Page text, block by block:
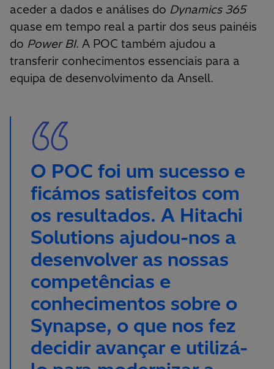
aceder a dados e análises do Dynamics 365
quase em tempo real a partir dos seus painéis
do Power BI. A POC também ajudou a
transferir conhecimentos essenciais para a
equipa de desenvolvimento da Ansell.
O POC foi um sucesso e
ficámos satisfeitos com
os resultados. A Hitachi
Solutions ajudou-nos a
desenvolver as nossas
competências e
conhecimentos sobre o
Synapse, o que nos fez
decidir avançar e utilizá-